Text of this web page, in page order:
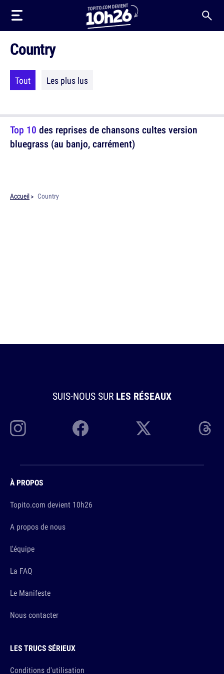
Country
Tout Les plus lus
Top 10 des reprises de chansons cultes version
bluegrass (au banjo, carrément)
Accueil Country
SUIS-NOUS SUR LES RÉSEAUX
À PROPOS
Topito.com devient 10h26
A propos de nous
L'équipe
La FAQ
Le Manifeste
Nous contacter
LES TRUCS SÉRIEUX
Conditions d'utilisation